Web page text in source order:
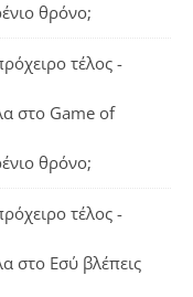
θρόνο;
τέλος -
στο Game of
θρόνο;
τέλος -
στο Εσύ βλέπεις